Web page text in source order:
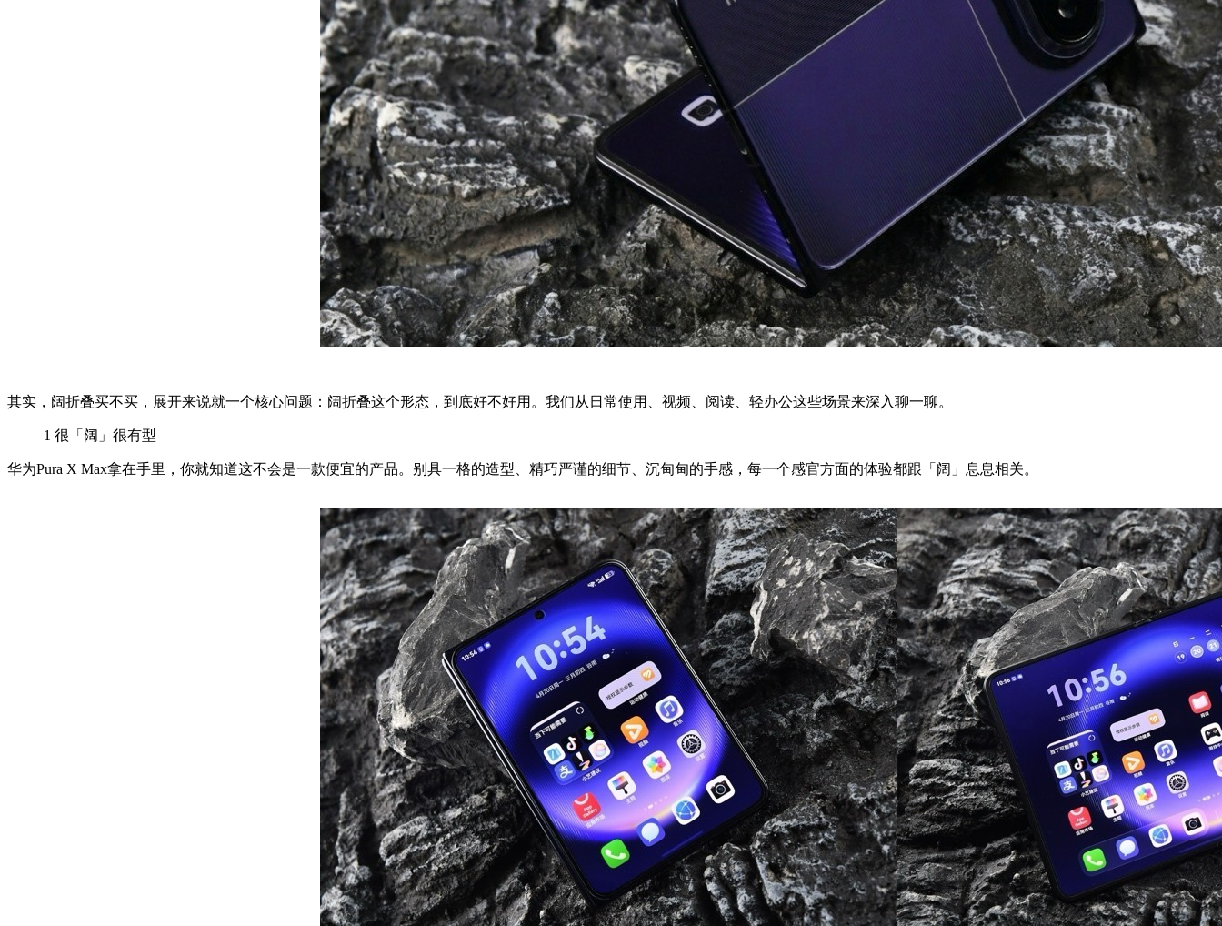
其实，阔折叠买不买，展开来说就一个核心问题：阔折叠这个形态，到底好不好用。我们从日常使用、视频、阅读、轻办公这些场景来深入聊一聊。
1 很「阔」很有型
华为Pura X Max拿在手里，你就知道这不会是一款便宜的产品。别具一格的造型、精巧严谨的细节、沉甸甸的手感，每一个感官方面的体验都跟「阔」息息相关。